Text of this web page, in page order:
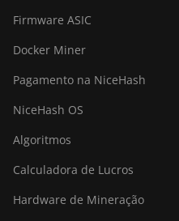
Canaan Avalon Made
Canaan Avalon Made
Canaan Avalon Made
Canaan Avalon Mini 3
Canaan Avalon Nano
Canaan Avalon Nano
Canaan Avalon Q
Firmware ASIC
Docker Miner
Pagamento na NiceHash
NiceHash OS
Algoritmos
Calculadora de Lucros
Hardware de Mineração